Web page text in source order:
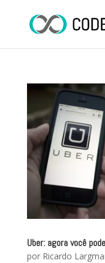
Uber: agora você
por Ricardo